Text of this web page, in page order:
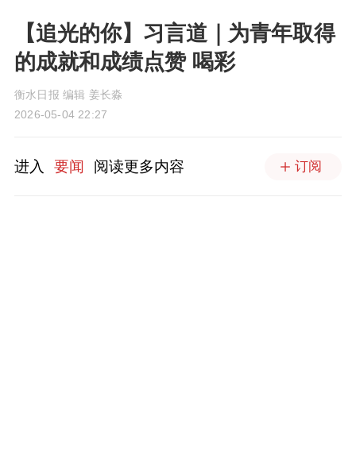
【追光的你】习言道｜为青年取得
的成就和成绩点赞 喝彩
衡水日报 编辑 姜长淼
2026-05-04 22:27
进入 要闻 阅读更多内容 订阅